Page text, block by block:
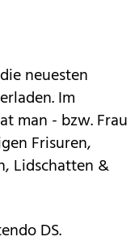
neuesten
Im
man - bzw. Frau
Frisuren,
Lidschatten &
DS.